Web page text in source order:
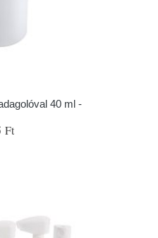
40 ml -
Ft